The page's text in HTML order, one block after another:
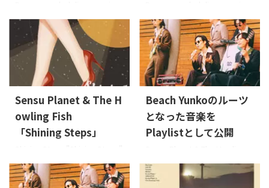
日 更新 フォローはこちらから
selected by Beach Yunko 70's
～80'sのソウルミュージック、
ディスコ、ファンクなどをルー
ツミュージックにしている
Sensu Planet & The Howling
Fish。そんなSensu Planet &
選ぶディスコナンバーを集めて
みました。今回、第二弾は
Beach Yunko編です。 Shut The
Funk Up - The Bar-Kays サタデ
selected by Sense Planet
70's～80'sのソウルミュージッ
ク、ディスコ、ファンクなどを
ルーツミュージックにしてい
るSensu Planet & The Howling
Fish。そんなSensu Planet &
選ぶディスコナンバーを集めて
みました。まずは、ボーカル
のSensu Planet編です。 Sunny
- ボニーM 今回リリースした
Sensu Planet & The H
owling Fish
「Shining Steps」
is out now. Released on: 2025-
2-19 Lyrics: Osier, Sensu
Beach Yunkoのルーツ
となった音楽を
Playlistとして公開
FishのギタリストBeach Yunko
のルーツとなった音楽を